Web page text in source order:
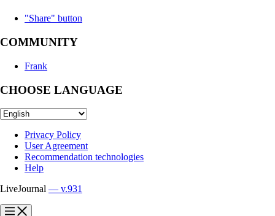
"Share" button
COMMUNITY
Frank
CHOOSE LANGUAGE
Privacy Policy
User Agreement
Recommendation technologies
Help
LiveJournal — v.931
?
?